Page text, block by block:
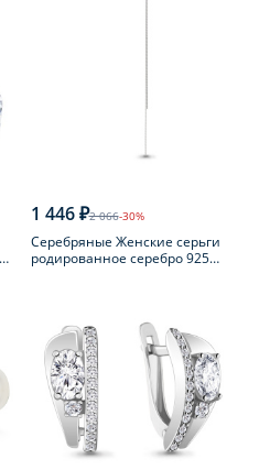
1 446 ₽2 066-30%
Серебряные Женские серьги
родированное серебро 925